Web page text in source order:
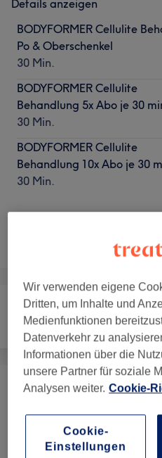
Details anzeigen
BODYFORMER Cellulite
Po & Oberschenkel
30 Min.
BODYFORMER Cellulite
Behandlung 5x Abo je 30
30 Min.
BODYFORMER Cellulite
Behandlung 10x Abo je 30
30 Min.
Gesicht
Gesichtsbehandlungen (1)
Bodyforming
Behandlung (1)
Wir verwenden eigene
Dritten, um Inhalte und
Medienfunktionen
Datenverkehr zu
Informationen über die
unsere Partner für soziale
Analysen weiter. Cookie-
Cookie-
Einstellungen